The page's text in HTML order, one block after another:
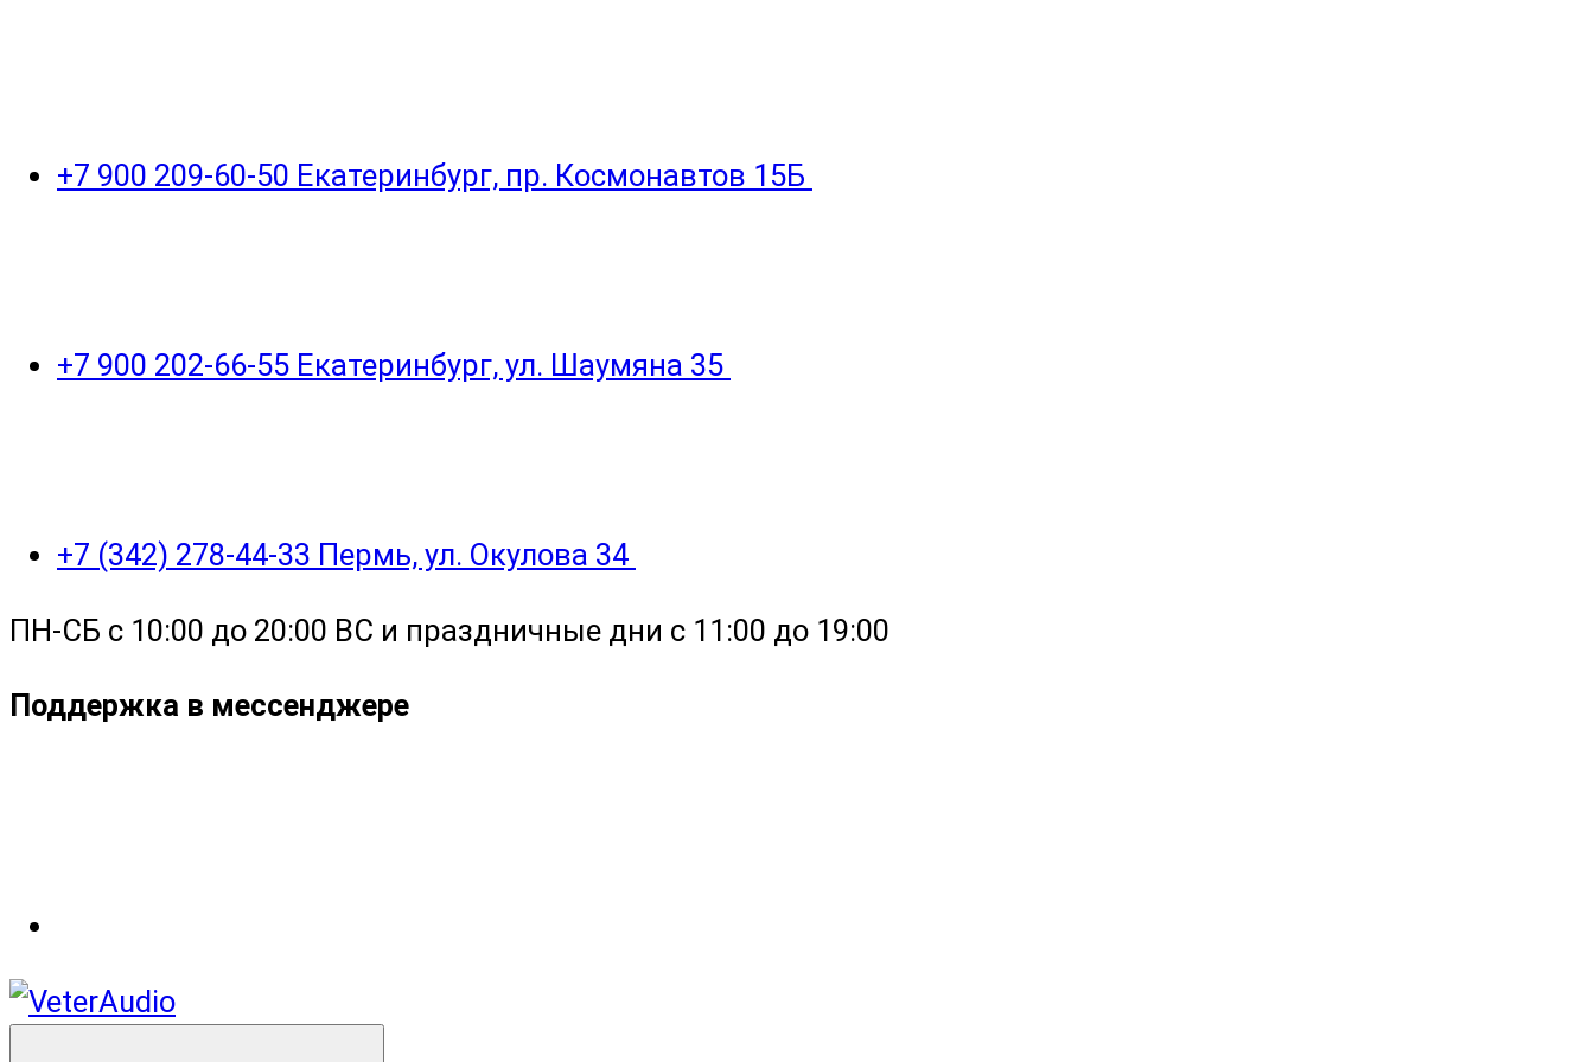
+7 900 209-60-50 Екатеринбург, пр. Космонавтов 15Б
+7 900 202-66-55 Екатеринбург, ул. Шаумяна 35
+7 (342) 278-44-33 Пермь, ул. Окулова 34
ПН-СБ с 10:00 до 20:00 ВС и праздничные дни с 11:00 до 19:00
Поддержка в мессенджере